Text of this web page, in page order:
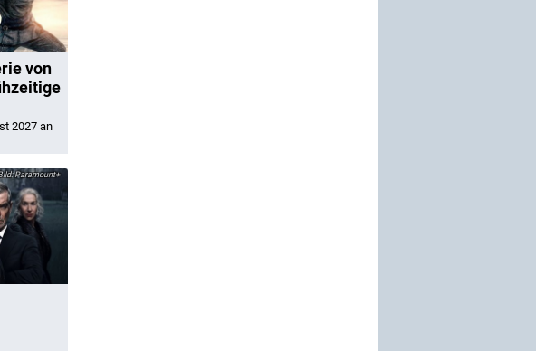
von
2027 an
Paramount+